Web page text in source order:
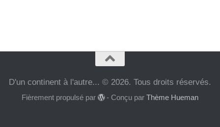
D'un continent à l'autre... © 2026. Tous droits réservés.
Fièrement propulsé par - Conçu parThème Hueman